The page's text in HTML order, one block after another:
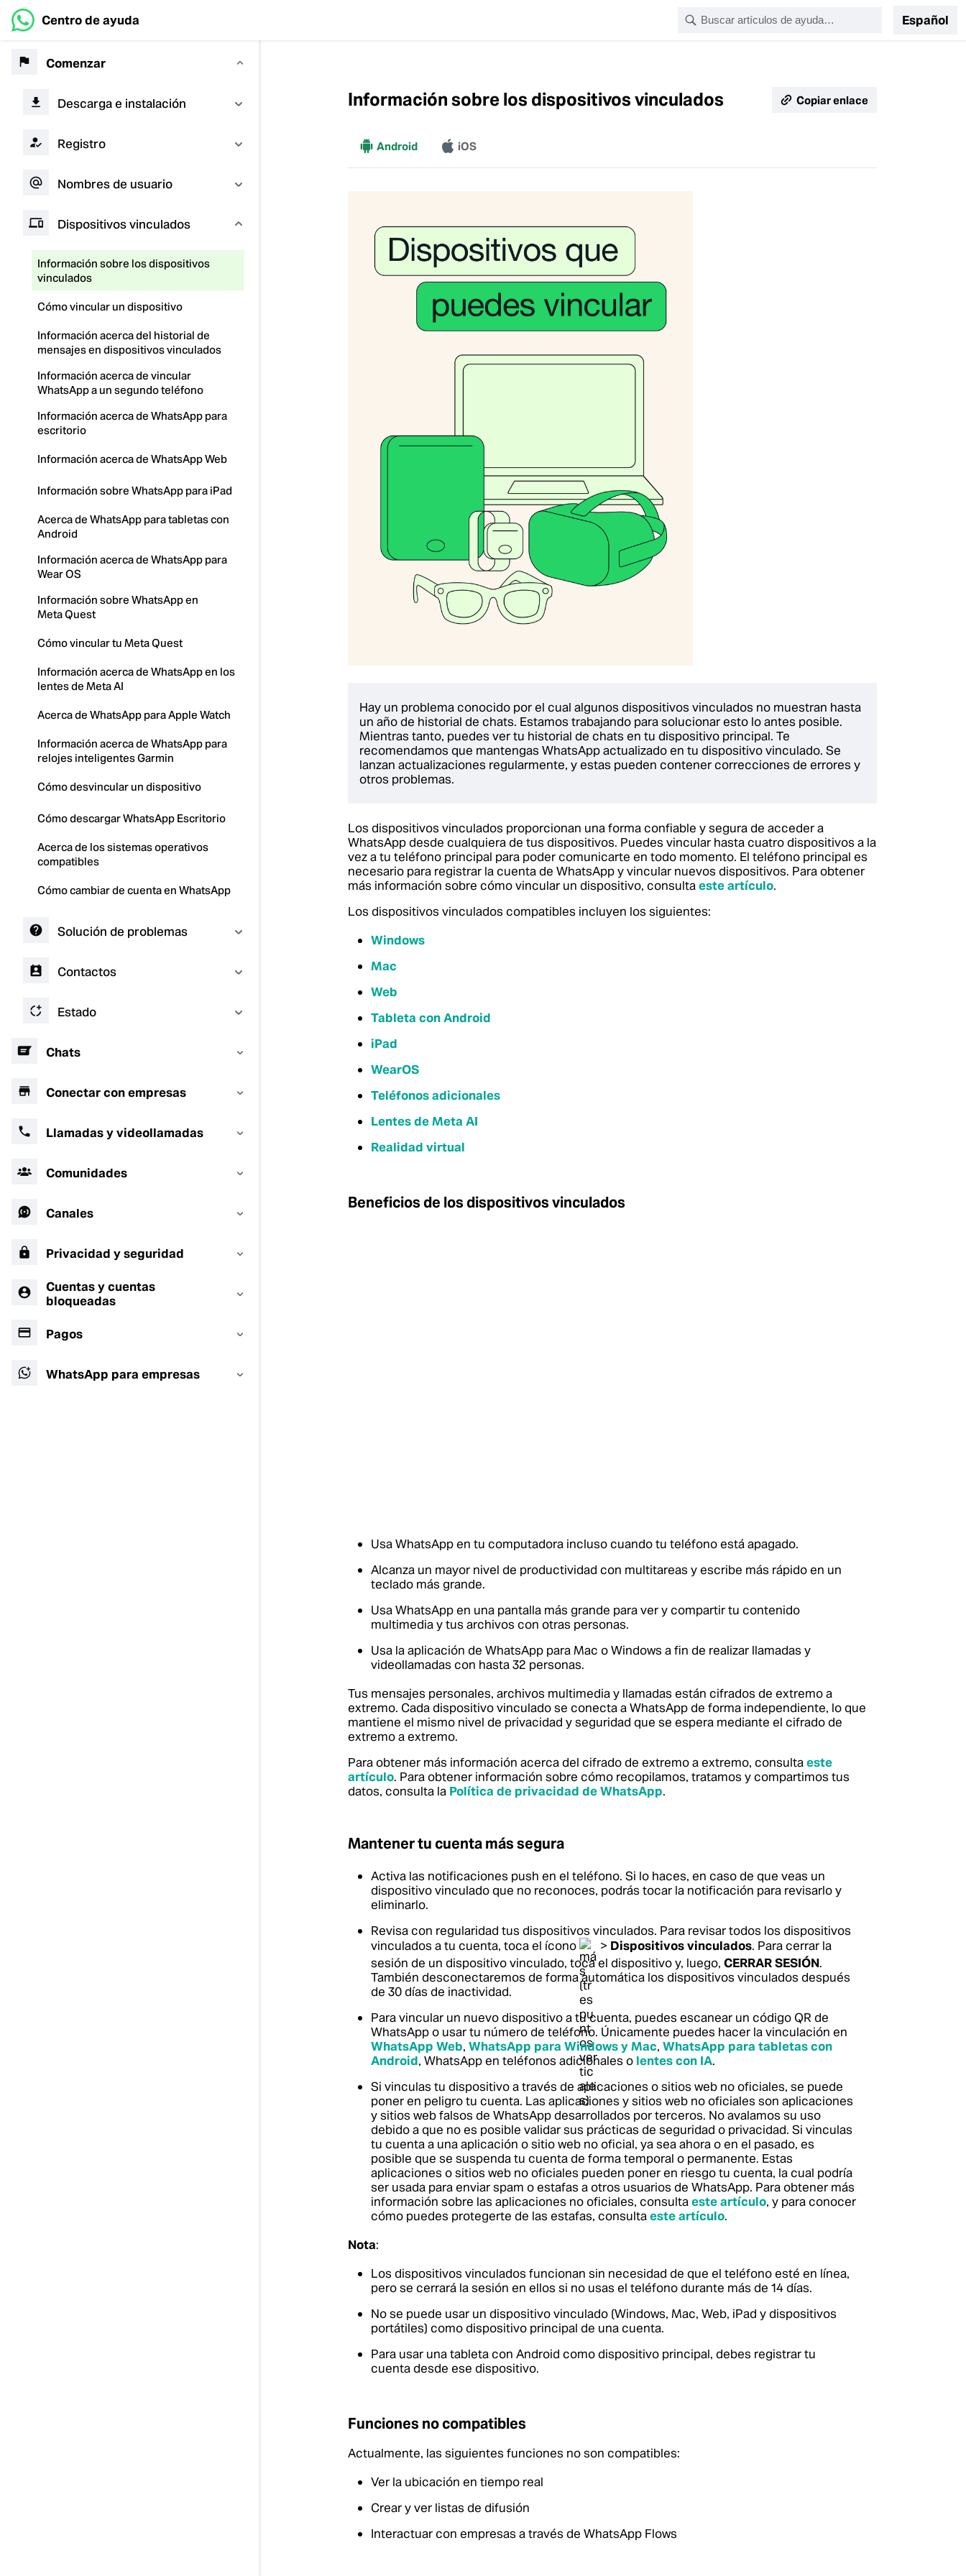
Centro de ayuda Español
Comenzar
Descarga e instalación
Registro
Nombres de usuario
Dispositivos vinculados
Información sobre los dispositivos
vinculados
Cómo vincular un dispositivo
Información acerca del historial de
mensajes en dispositivos vinculados
Información acerca de vincular
WhatsApp a un segundo teléfono
Información acerca de WhatsApp para
escritorio
Información acerca de WhatsApp Web
Información sobre WhatsApp para iPad
Acerca de WhatsApp para tabletas con
Android
Información acerca de WhatsApp para
Wear OS
Información sobre WhatsApp en
Meta Quest
Cómo vincular tu Meta Quest
Información acerca de WhatsApp en los
lentes de Meta AI
Acerca de WhatsApp para Apple Watch
Información acerca de WhatsApp para
relojes inteligentes Garmin
Cómo desvincular un dispositivo
Cómo descargar WhatsApp Escritorio
Acerca de los sistemas operativos
compatibles
Cómo cambiar de cuenta en WhatsApp
Solución de problemas
Contactos
Estado
Chats
Conectar con empresas
Llamadas y videollamadas
Comunidades
Canales
Privacidad y seguridad
Cuentas y cuentas
bloqueadas
Pagos
WhatsApp para empresas
Información sobre los dispositivos vinculados Copiar enlace
MásAndroid iOS
Hay un problema conocido por el cual algunos dispositivos vinculados no muestran hasta
un año de historial de chats. Estamos trabajando para solucionar esto lo antes posible.
Mientras tanto, puedes ver tu historial de chats en tu dispositivo principal. Te
recomendamos que mantengas WhatsApp actualizado en tu dispositivo vinculado. Se
lanzan actualizaciones regularmente, y estas pueden contener correcciones de errores y
otros problemas.
Los dispositivos vinculados proporcionan una forma confiable y segura de acceder a
WhatsApp desde cualquiera de tus dispositivos. Puedes vincular hasta cuatro dispositivos a la
vez a tu teléfono principal para poder comunicarte en todo momento. El teléfono principal es
necesario para registrar la cuenta de WhatsApp y vincular nuevos dispositivos. Para obtener
más información sobre cómo vincular un dispositivo, consultaeste artículo.
Los dispositivos vinculados compatibles incluyen los siguientes:
Windows
Mac
Web
Tableta con Android
iPad
WearOS
Teléfonos adicionales
Lentes de Meta AI
Realidad virtual
Beneficios de los dispositivos vinculados
Usa WhatsApp en tu computadora incluso cuando tu teléfono está apagado.
Alcanza un mayor nivel de productividad con multitareas y escribe más rápido en un
teclado más grande.
Usa WhatsApp en una pantalla más grande para ver y compartir tu contenido
multimedia y tus archivos con otras personas.
Usa la aplicación de WhatsApp para Mac o Windows a fin de realizar llamadas y
videollamadas con hasta 32 personas.
Tus mensajes personales, archivos multimedia y llamadas están cifrados de extremo a
extremo. Cada dispositivo vinculado se conecta a WhatsApp de forma independiente, lo que
mantiene el mismo nivel de privacidad y seguridad que se espera mediante el cifrado de
extremo a extremo.
Para obtener más información acerca del cifrado de extremo a extremo, consultaeste
artículo. Para obtener información sobre cómo recopilamos, tratamos y compartimos tus
datos, consulta la Política de privacidad de WhatsApp.
Mantener tu cuenta más segura
Activa las notificaciones push en el teléfono. Si lo haces, en caso de que veas un
dispositivo vinculado que no reconoces, podrás tocar la notificación para revisarlo y
eliminarlo.
Revisa con regularidad tus dispositivos vinculados. Para revisar todos los dispositivos
vinculados a tu cuenta, toca el ícono
> Dispositivos vinculados. Para cerrar la
sesión de un dispositivo vinculado, toca el dispositivo y, luego, CERRAR SESIÓN.
También desconectaremos de forma automática los dispositivos vinculados después
de 30 días de inactividad.
Para vincular un nuevo dispositivo a tu cuenta, puedes escanear un código QR de
WhatsApp o usar tu número de teléfono. Únicamente puedes hacer la vinculación en
WhatsApp Web, WhatsApp para Windows y Mac, WhatsApp para tabletas con
Android, WhatsApp en teléfonos adicionales o lentes con IA.
Si vinculas tu dispositivo a través de aplicaciones o sitios web no oficiales, se puede
poner en peligro tu cuenta. Las aplicaciones y sitios web no oficiales son aplicaciones
y sitios web falsos de WhatsApp desarrollados por terceros. No avalamos su uso
debido a que no es posible validar sus prácticas de seguridad o privacidad. Si vinculas
tu cuenta a una aplicación o sitio web no oficial, ya sea ahora o en el pasado, es
posible que se suspenda tu cuenta de forma temporal o permanente. Estas
aplicaciones o sitios web no oficiales pueden poner en riesgo tu cuenta, la cual podría
ser usada para enviar spam o estafas a otros usuarios de WhatsApp. Para obtener más
información sobre las aplicaciones no oficiales, consultaeste artículo, y para conocer
cómo puedes protegerte de las estafas, consultaeste artículo.
Nota:
Los dispositivos vinculados funcionan sin necesidad de que el teléfono esté en línea,
pero se cerrará la sesión en ellos si no usas el teléfono durante más de 14 días.
No se puede usar un dispositivo vinculado (Windows, Mac, Web, iPad y dispositivos
portátiles) como dispositivo principal de una cuenta.
Para usar una tableta con Android como dispositivo principal, debes registrar tu
cuenta desde ese dispositivo.
Funciones no compatibles
Actualmente, las siguientes funciones no son compatibles:
Ver la ubicación en tiempo real
Crear y ver listas de difusión
Interactuar con empresas a través de WhatsApp Flows